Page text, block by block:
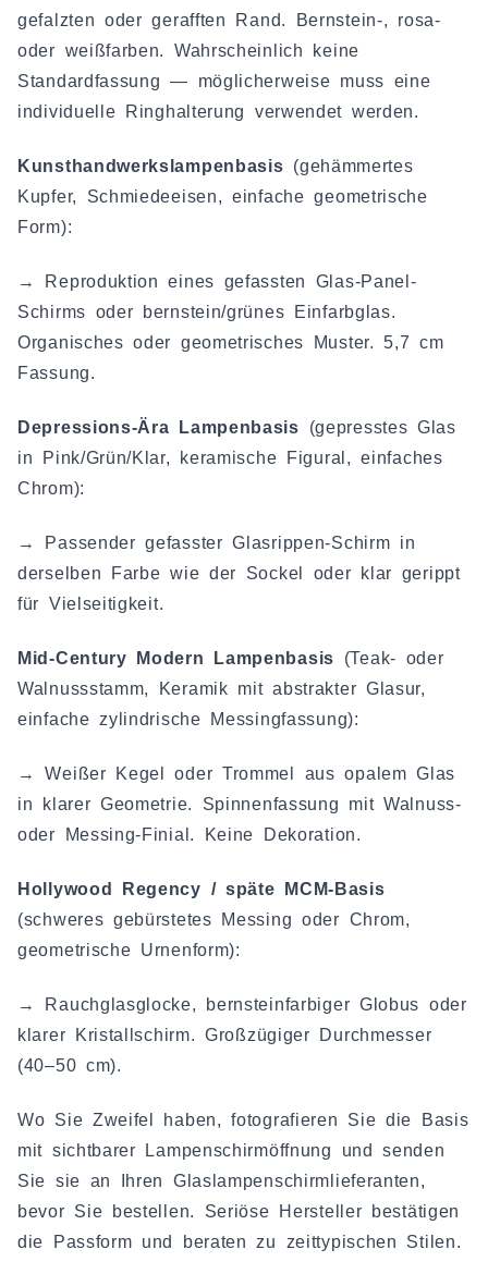
gefalzten oder gerafften Rand. Bernstein-, rosa-
oder weißfarben. Wahrscheinlich keine
Standardfassung — möglicherweise muss eine
individuelle Ringhalterung verwendet werden.
Kunsthandwerkslampenbasis (gehämmertes
Kupfer, Schmiedeeisen, einfache geometrische
Form):
→ Reproduktion eines gefassten Glas-Panel-
Schirms oder bernstein/grünes Einfarbglas.
Organisches oder geometrisches Muster. 5,7 cm
Fassung.
Depressions-Ära Lampenbasis (gepresstes Glas
in Pink/Grün/Klar, keramische Figural, einfaches
Chrom):
→ Passender gefasster Glasrippen-Schirm in
derselben Farbe wie der Sockel oder klar gerippt
für Vielseitigkeit.
Mid-Century Modern Lampenbasis (Teak- oder
Walnussstamm, Keramik mit abstrakter Glasur,
einfache zylindrische Messingfassung):
→ Weißer Kegel oder Trommel aus opalem Glas
in klarer Geometrie. Spinnenfassung mit Walnuss-
oder Messing-Finial. Keine Dekoration.
Hollywood Regency / späte MCM-Basis
(schweres gebürstetes Messing oder Chrom,
geometrische Urnenform):
→ Rauchglasglocke, bernsteinfarbiger Globus oder
klarer Kristallschirm. Großzügiger Durchmesser
(40–50 cm).
Wo Sie Zweifel haben, fotografieren Sie die Basis
mit sichtbarer Lampenschirmöffnung und senden
Sie sie an Ihren Glaslampenschirmlieferanten,
bevor Sie bestellen. Seriöse Hersteller bestätigen
die Passform und beraten zu zeittypischen Stilen.